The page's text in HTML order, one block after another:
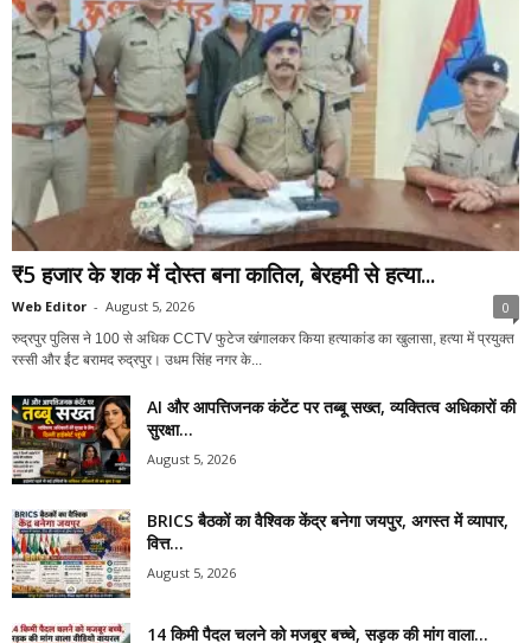
₹5 हजार के शक में दोस्त बना कातिल, बेरहमी से हत्या...
Web Editor - August 5, 2026 0
रुद्रपुर पुलिस ने 100 से अधिक CCTV फुटेज खंगालकर किया हत्याकांड का खुलासा, हत्या में प्रयुक्त
रस्सी और ईंट बरामद रुद्रपुर। उधम सिंह नगर के...
AI और आपत्तिजनक कंटेंट पर तब्बू सख्त, व्यक्तित्व अधिकारों की
सुरक्षा...
August 5, 2026
BRICS बैठकों का वैश्विक केंद्र बनेगा जयपुर, अगस्त में व्यापार,
वित्त...
August 5, 2026
14 किमी पैदल चलने को मजबूर बच्चे, सड़क की मांग वाला...